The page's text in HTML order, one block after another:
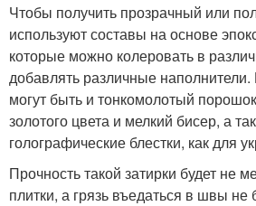
Чтобы получить прозрачный или
используют составы на основе
которые можно колеровать в
добавлять различные
могут быть и тонкомолотый
золотого цвета и мелкий бисер, а
голографические блестки, как для
Прочность такой затирки будет не
плитки, а грязь въедаться в швы не